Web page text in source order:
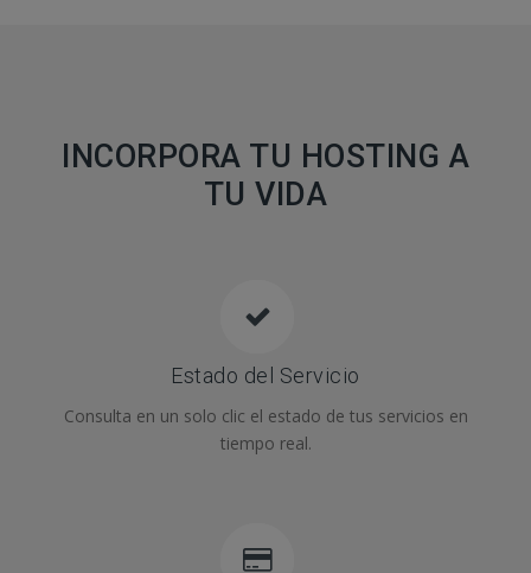
INCORPORA TU HOSTING A
TU VIDA
Estado del Servicio
Consulta en un solo clic el estado de tus servicios en
tiempo real.